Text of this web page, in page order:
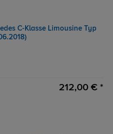
C-Klasse Limousine Typ
212,00 € *